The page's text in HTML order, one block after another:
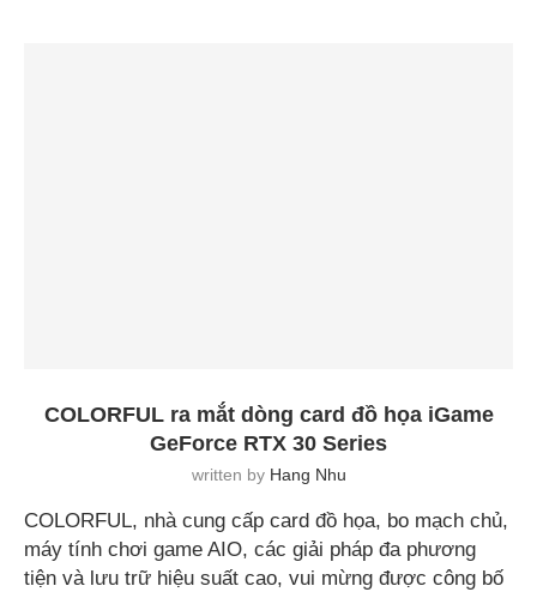
COLORFUL ra mắt dòng card đồ họa iGame
GeForce RTX 30 Series
written by Hang Nhu
COLORFUL, nhà cung cấp card đồ họa, bo mạch chủ,
máy tính chơi game AIO, các giải pháp đa phương
tiện và lưu trữ hiệu suất cao, vui mừng được công bố